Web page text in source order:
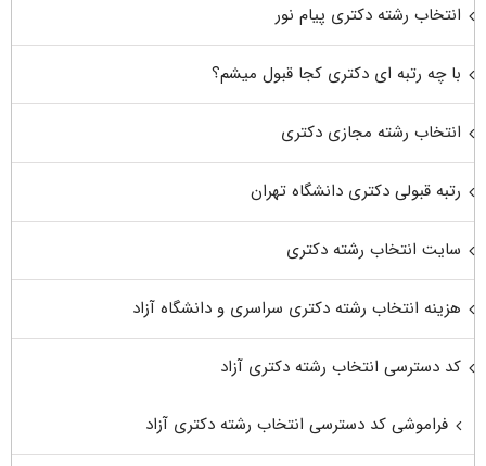
انتخاب رشته دکتری پیام نور
با چه رتبه ای دکتری کجا قبول میشم؟
انتخاب رشته مجازی دکتری
رتبه قبولی دکتری دانشگاه تهران
سایت انتخاب رشته دکتری
هزینه انتخاب رشته دکتری سراسری و دانشگاه آزاد
کد دسترسی انتخاب رشته دکتری آزاد
فراموشی کد دسترسی انتخاب رشته دکتری آزاد